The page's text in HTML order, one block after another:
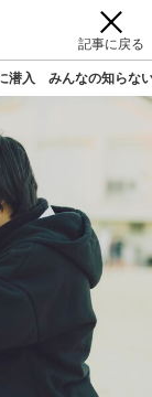
記事に戻る
潜入 みんなの知らな